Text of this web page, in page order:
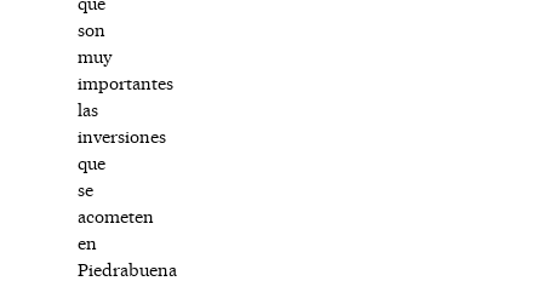
son
muy
importantes
las
inversiones
que
se
acometen
en
Piedrabuena